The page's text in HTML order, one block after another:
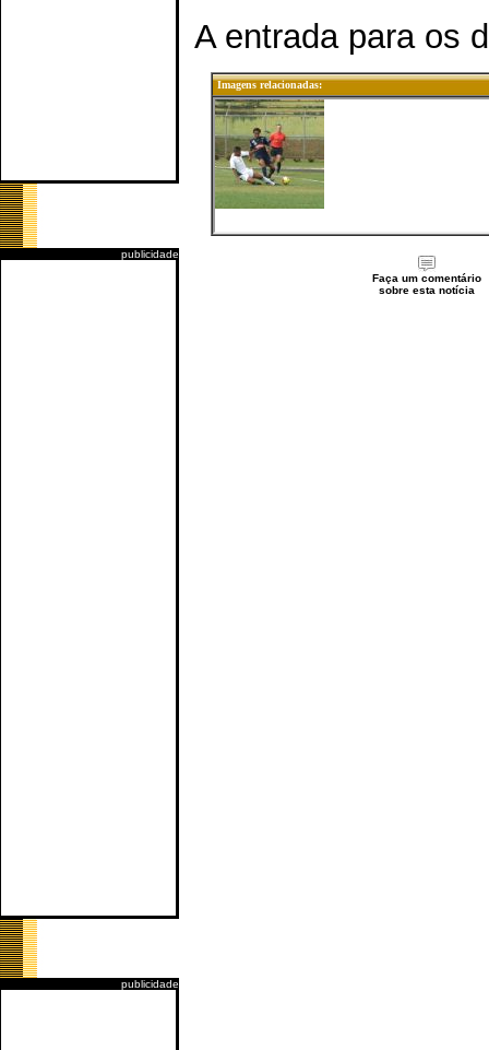
publicidade
publicidade
A entrada para os
Imagens relacionadas:
Faça um comentário
sobre esta notícia